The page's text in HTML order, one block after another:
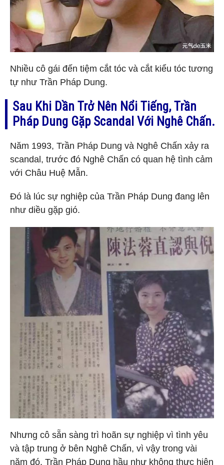
Nhiều cô gái đến tiệm cắt tóc và cắt kiểu tóc tương
tự như Trần Pháp Dung.
Sau Khi Dần Trở Nên Nổi Tiếng, Trần
Pháp Dung Gặp Scandal Với Nghê Chấn.
Năm 1993, Trần Pháp Dung và Nghê Chấn xảy ra
scandal, trước đó Nghê Chấn có quan hệ tình cảm
với Châu Huệ Mẫn.
Đó là lúc sự nghiệp của Trần Pháp Dung đang lên
như diều gặp gió.
Nhưng cô sẵn sàng trì hoãn sự nghiệp vì tình yêu
và tập trung ở bên Nghê Chấn, vì vậy trong vài
năm đó, Trần Pháp Dung hầu như không thực hiện